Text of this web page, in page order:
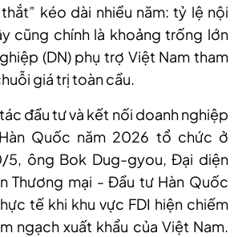
kéo dài nhiều năm: tỷ lệ nội
cũng chính là khoảng trống lớn
(DN) phụ trợ Việt Nam tham
giá trị toàn cầu.
đầu tư và kết nối doanh nghiệp
Quốc năm 2026 tổ chức ở
5, ông Bok Dug-gyou, Đại diện
Thương mại - Đầu tư Hàn Quốc
tế khi khu vực FDI hiện chiếm
ngạch xuất khẩu của Việt Nam.